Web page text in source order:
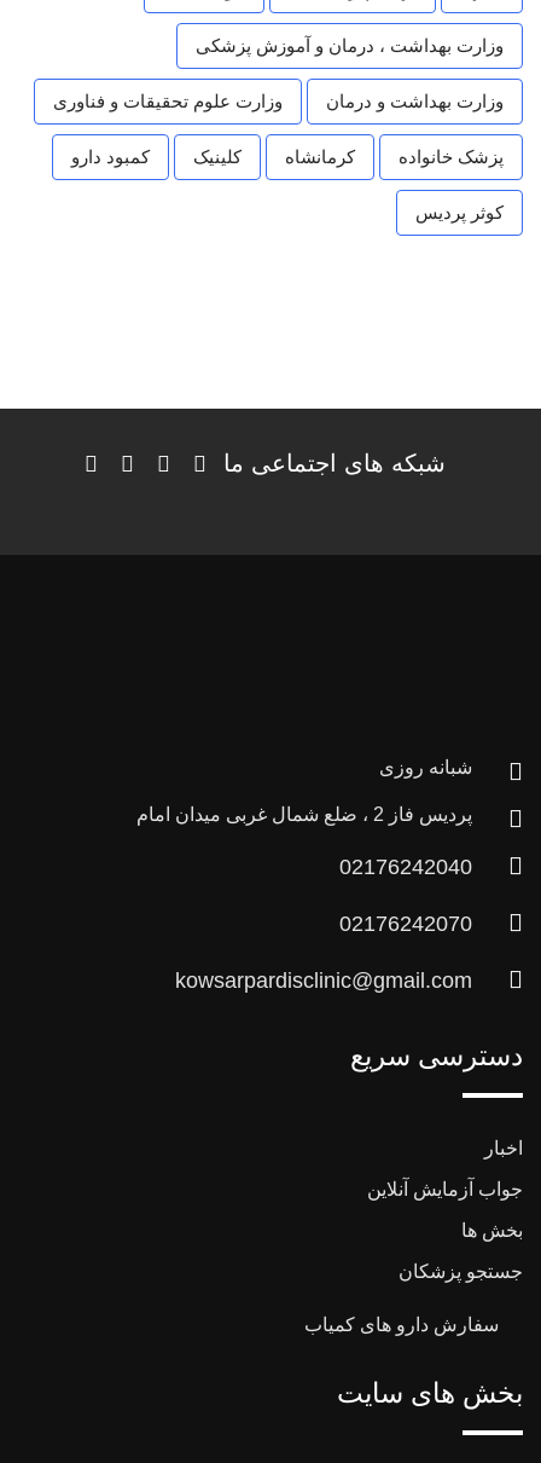
وزارت بهداشت ، درمان و آموزش پزشکی
وزارت بهداشت و درمان وزارت علوم تحقیقات و فناوری
پزشک خانواده کرمانشاه کلینیک کمبود دارو
کوثر پردیس
شبکه های اجتماعی ما
شبانه روزی
پردیس فاز 2 ، ضلع شمال غربی میدان امام
02176242040
02176242070
kowsarpardisclinic@gmail.com
دسترسی سریع
اخبار
جواب آزمایش آنلاین
بخش ها
جستجو پزشکان
سفارش دارو های کمیاب
بخش های سایت